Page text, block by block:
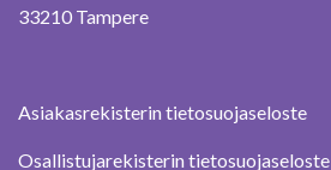
33210 Tampere
Asiakasrekisterin tietosuojaseloste
Osallistujarekisterin tietosuojaseloste